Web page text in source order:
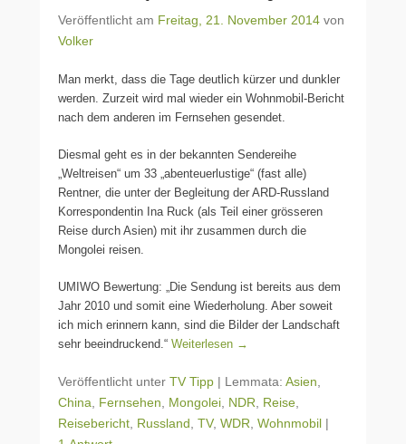
Veröffentlicht am Freitag, 21. November 2014 von
Volker
Man merkt, dass die Tage deutlich kürzer und dunkler
werden. Zurzeit wird mal wieder ein Wohnmobil-Bericht
nach dem anderen im Fernsehen gesendet.
Diesmal geht es in der bekannten Sendereihe
„Weltreisen“ um 33 „abenteuerlustige“ (fast alle)
Rentner, die unter der Begleitung der ARD-Russland
Korrespondentin Ina Ruck (als Teil einer grösseren
Reise durch Asien) mit ihr zusammen durch die
Mongolei reisen.
UMIWO Bewertung: „Die Sendung ist bereits aus dem
Jahr 2010 und somit eine Wiederholung. Aber soweit
ich mich erinnern kann, sind die Bilder der Landschaft
sehr beeindruckend.“ Weiterlesen →
Veröffentlicht unter TV Tipp | Lemmata: Asien,
China, Fernsehen, Mongolei, NDR, Reise,
Reisebericht, Russland, TV, WDR, Wohnmobil |